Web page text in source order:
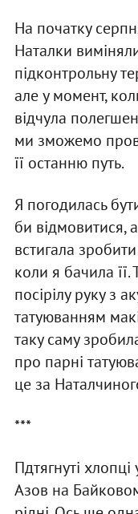
На початку
Наталки
підконтрольну
але у момент,
відчула
ми зможемо
її останню путь.
Я погодилась
би відмовитися,
встигала
коли я бачила її.
посірілу руку з
татуюванням
таку саму
про парні
це за
***
Пдтягнуті
Азов на